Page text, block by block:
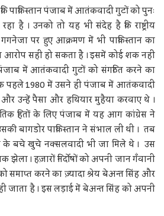
पाकिस्तान पंजाब में आतंकवादी गुटों को पुनः
है । उनको तो यह भी संदेह है कि राष्ट्रीय
पर हुए आक्रमण में भी पाकिस्तान का
आरोप सही हो सकता है । इसमें कोई शक नहीं
पंजाब में आतंकवादी गुटों को संगठित करने का
पहले 1980 में उसने ही पंजाब में आतंकवादी
और उन्हें पैसा और हथियार मुहैया करवाए थे ।
हितों के लिए पंजाब में यह आग कांग्रेस ने
बागडोर पाकिस्तान ने संभाल ली थी । तब
बचे खुचे नक्सलवादी भी जा मिले थे । उस
। हज़ारों निर्दोषों को अपनी जान गँवानी
समाप्त करने का ज़्यादा श्रेय बेअन्त सिंह और
जाता है । इस लड़ाई में बेअन्त सिंह को अपनी